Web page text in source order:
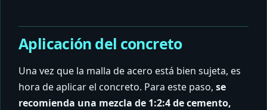
Aplicación del concreto
Una vez que la malla de acero está bien sujeta, es
hora de aplicar el concreto. Para este paso, se
recomienda una mezcla de 1:2:4 de cemento,